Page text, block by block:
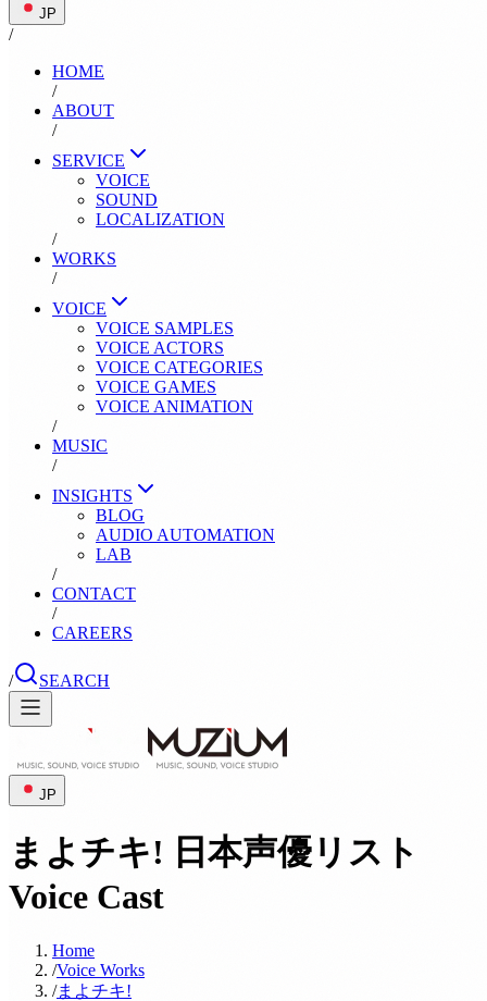
JP
/
HOME
/
ABOUT
/
SERVICE
VOICE
SOUND
LOCALIZATION
/
WORKS
/
VOICE
VOICE SAMPLES
VOICE ACTORS
VOICE CATEGORIES
VOICE GAMES
VOICE ANIMATION
/
MUSIC
/
INSIGHTS
BLOG
AUDIO AUTOMATION
LAB
/
CONTACT
/
CAREERS
/ SEARCH
JP
まよチキ! 日本声優リスト
Voice Cast
Home
/Voice Works
/まよチキ!